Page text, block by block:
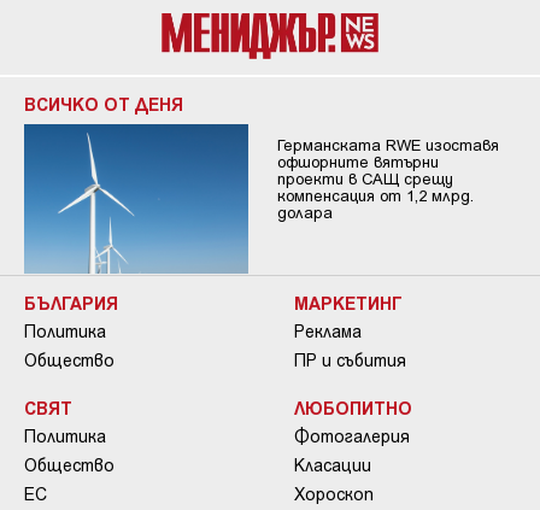
ВСИЧКО ОТ ДЕНЯ
Германската RWE изоставя
офшорните вятърни
проекти в САЩ срещу
компенсация от 1,2 млрд.
долара
БЪЛГАРИЯ
Политика
Общество
СВЯТ
Политика
Общество
ЕС
МАРКЕТИНГ
Реклама
ПР и събития
ЛЮБОПИТНО
Фотогалерия
Класации
Хороскоп